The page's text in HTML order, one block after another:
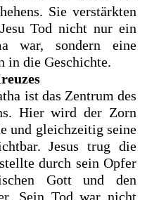
Sie verstärkten
Tod nicht nur ein
war, sondern eine
in die Geschichte.
ist das Zentrum des
Hier wird der Zorn
und gleichzeitig seine
Jesus trug die
durch sein Opfer
Gott und den
Sein Tod war nicht